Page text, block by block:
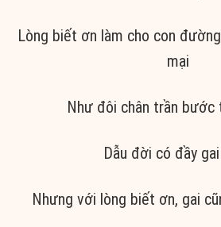
Lòng biết ơn làm cho con
mại
Như đôi chân trần bước
Dẫu đời có đầy
Nhưng với lòng biết ơn, gai